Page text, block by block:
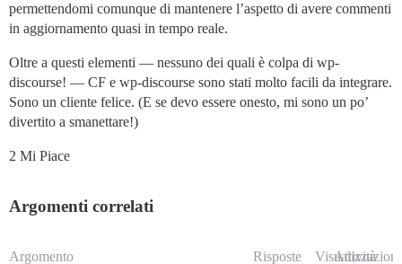
permettendomi comunque di mantenere l’aspetto di avere commenti
in aggiornamento quasi in tempo reale.
Oltre a questi elementi — nessuno dei quali è colpa di wp-
discourse! — CF e wp-discourse sono stati molto facili da integrare.
Sono un cliente felice. (E se devo essere onesto, mi sono un po’
divertito a smanettare!)
2 Mi Piace
Argomenti correlati
Argomento Risposte Visualizzazioni
Attività